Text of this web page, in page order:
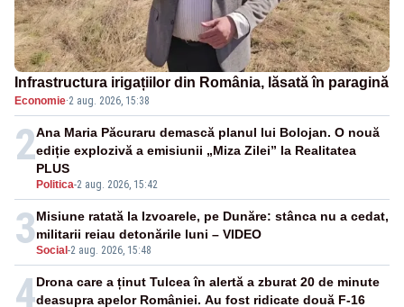
Infrastructura irigațiilor din România, lăsată în paragină
Economie·2 aug. 2026, 15:38
2
Politica-2 aug. 2026, 15:42
Ana Maria Păcuraru demască planul lui Bolojan. O nouă
ediție explozivă a emisiunii „Miza Zilei” la Realitatea
PLUS
3Social -2 aug. 2026, 15:48
Misiune ratată la Izvoarele, pe Dunăre: stânca nu a cedat,
militarii reiau detonările luni – VIDEO
4Drona care a ținut Tulcea în alertă a zburat 20 de minute
deasupra apelor României. Au fost ridicate două F-16